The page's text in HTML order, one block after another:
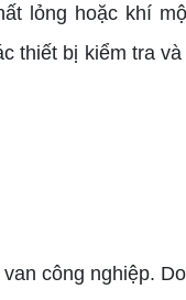
lỏng hoặc khí
thiết bị kiểm tra
công nghiệp.